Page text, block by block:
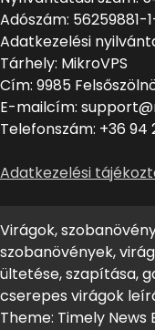
Adószám: 56259881-
Adatkezelési
Tárhely: MikroVPS
Cím: 9985
E-mailcím:
Telefonszám: +36 94
Adatkezelési
Virágok,
szobanövények,
ültetése, szapítása,
cserepes virágok
Theme: Timely News